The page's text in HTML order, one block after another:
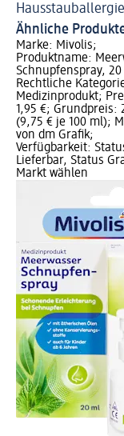
Ähnliche
Marke: Mivolis;
Produktname:
Schnupfenspray,
Rechtliche
Medizinprodukt;
1,95 €; Grundpreis:
(9,75 € je 100 ml);
von dm Grafik;
Verfügbarkeit:
Lieferbar, Status
Markt wählen